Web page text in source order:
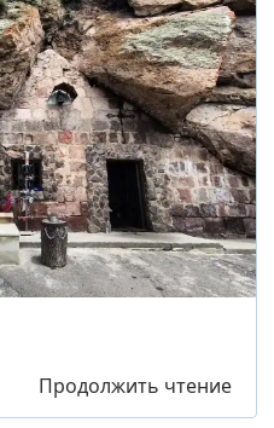
Продолжить чтение